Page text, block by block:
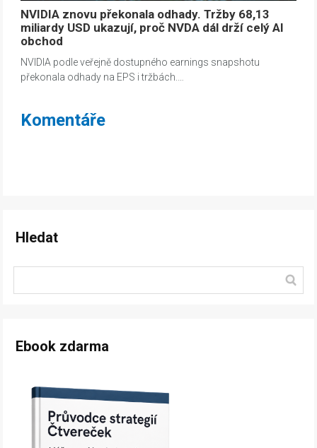
NVIDIA znovu překonala odhady. Tržby 68,13
miliardy USD ukazují, proč NVDA dál drží celý AI
obchod
NVIDIA podle veřejně dostupného earnings snapshotu
překonala odhady na EPS i tržbách.…
Komentáře
Hledat
Ebook zdarma